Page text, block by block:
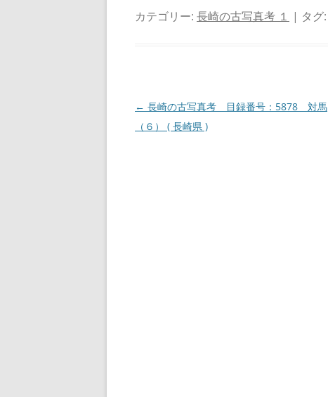
カテゴリー: 長崎の古写真考 １ | タグ:
投
稿
← 長崎の古写真考 目録番号：5878 対馬
（６） ( 長崎県 )